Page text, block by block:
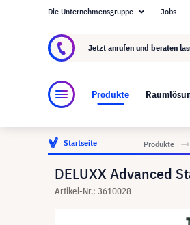
Über visunext.de
Die Unternehmensgruppe Jobs
Jetzt anrufen und beraten
Produkte
Startseite Produkte
DELUXX Advanced
Artikel-Nr.: 3610028